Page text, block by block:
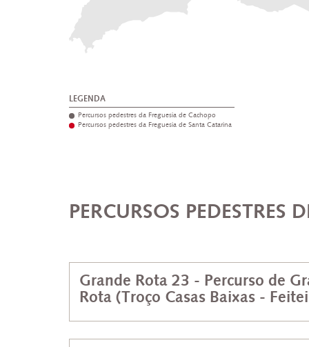
LEGENDA
Percursos pedestres da Freguesia de Cachopo
Percursos pedestres da Freguesia de Santa Catarina
PERCURSOS PEDESTRES
Grande Rota 23 - Percurso de
Rota (Troço Casas Baixas -